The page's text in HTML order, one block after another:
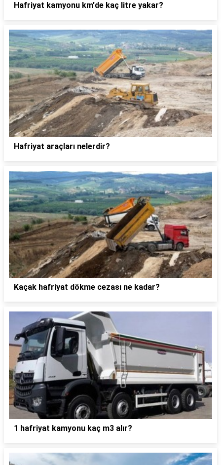
Hafriyat kamyonu km'de kaç litre yakar?
Hafriyat araçları nelerdir?
Kaçak hafriyat dökme cezası ne kadar?
1 hafriyat kamyonu kaç m3 alır?